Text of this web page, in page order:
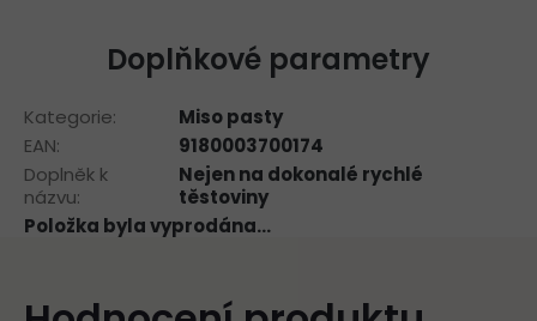
Doplňkové parametry
Kategorie:
Miso pasty
EAN:
9180003700174
Doplněk k
názvu:
Nejen na dokonalé rychlé
těstoviny
Položka byla vyprodána…